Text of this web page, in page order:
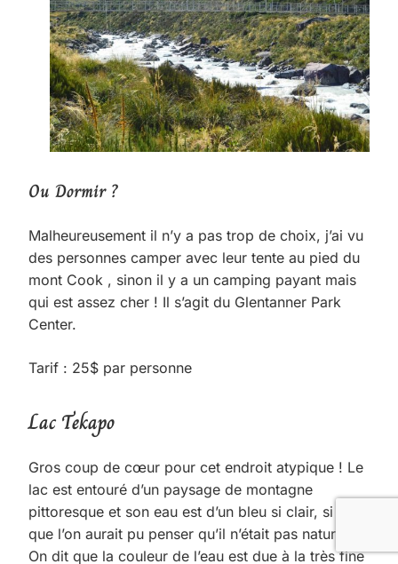
Ou Dormir ?
Malheureusement il n’y a pas trop de choix, j’ai vu
des personnes camper avec leur tente au pied du
mont Cook , sinon il y a un camping payant mais
qui est assez cher ! Il s’agit du Glentanner Park
Center.
Tarif : 25$ par personne
Lac Tekapo
Gros coup de cœur pour cet endroit atypique ! Le
lac est entouré d’un paysage de montagne
pittoresque et son eau est d’un bleu si clair, si pur
que l’on aurait pu penser qu’il n’était pas naturel !
On dit que la couleur de l’eau est due à la très fine